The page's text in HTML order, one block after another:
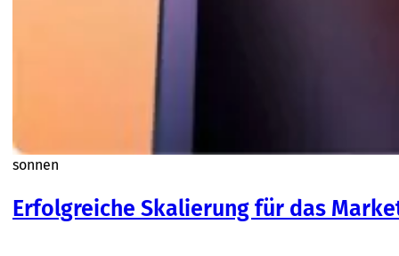
sonnen
Erfolgreiche Skalierung für das